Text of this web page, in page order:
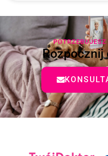
Rozpocznij